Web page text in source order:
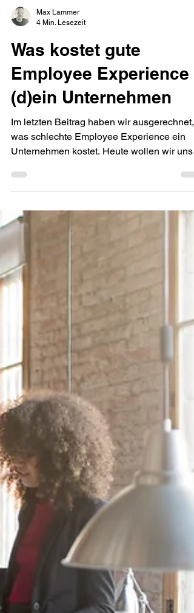
4 Min. Lesezeit
Was kostet gute
Employee Experience
(d)ein Unternehmen
Im letzten Beitrag haben wir ausgerechnet,
Unternehmen kostet. Heute wollen wir uns
dieses Thema...